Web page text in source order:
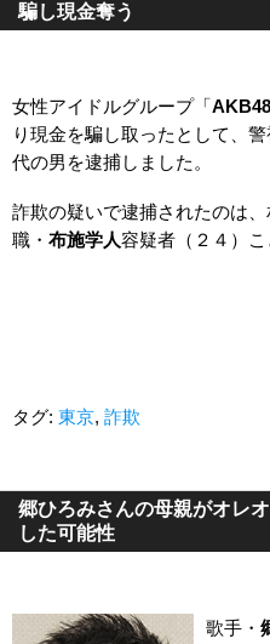
騙し現金奪う
女性アイドルグループ「AKB48
り現金を騙し取ったとして、
代の男を逮捕しました。
詐欺の疑いで逮捕されたのは
職・ 布施学人容疑者（２４）こ
タグ: 東京, 詐欺
郷ひろみさんの母親がオレ
した可能性
歌手・